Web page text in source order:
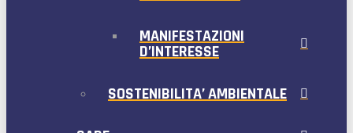
MANIFESTAZIONI
D’INTERESSE
SOSTENIBILITA’ AMBIENTALE